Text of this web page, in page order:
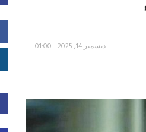
ديسمبر 14, 2025 - 01:00